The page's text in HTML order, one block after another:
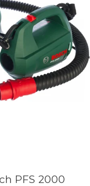
PFS 2000